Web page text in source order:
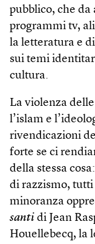
pubblico, che
programmi tv,
la letteratura e
sui temi
cultura.
La violenza
l’islam e
rivendicazioni
forte se ci
della stessa
di razzismo, tutti
minoranza
santi di Jean
Houellebecq, la